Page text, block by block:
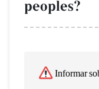
peoples?
Informar